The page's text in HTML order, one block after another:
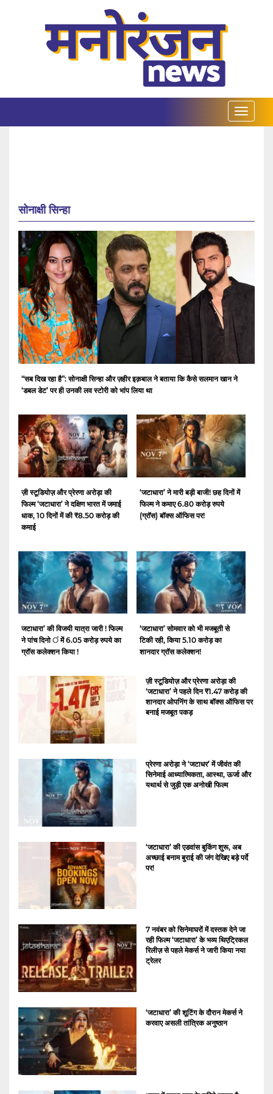
सोनाक्षी सिन्हा
“सब दिख रहा है”: सोनाक्षी सिन्हा और ज़हीर इक़बाल ने बताया कि कैसे सलमान खान ने
‘डबल डेट’ पर ही उनकी लव स्टोरी को भांप लिया था
ज़ी स्टूडियोज़ और प्रेरणा अरोड़ा की
फिल्म ‘जटाधारा’ ने दक्षिण भारत में जमाई
धाक, 10 दिनों में की ₹8.50 करोड़ की
कमाई
‘जटाधारा’ ने मारी बड़ी बाजी! छह दिनों में
फिल्म ने कमाए 6.80 करोड़ रुपये
(ग्रॉस) बॉक्स ऑफिस पर!
जटाधारा’ की विजयी यात्रा जारी ! फिल्म
ने पांच दिनो ं में 6.05 करोड़ रुपये का
ग्रॉस कलेक्शन किया !
‘जटाधारा’ सोमवार को भी मजबूती से
टिकी रही, किया 5.10 करोड़ का
शानदार ग्रॉस कलेक्शन!
ज़ी स्टूडियोज़ और प्रेरणा अरोड़ा की
‘जटाधारा’ ने पहले दिन ₹1.47 करोड़ की
शानदार ओपनिंग के साथ बॉक्स ऑफिस पर
बनाई मजबूत पकड़
प्रेरणा अरोड़ा ने ‘जटाधर’ में जीवंत की
सिनेमाई आध्यात्मिकता, आस्था, ऊर्जा और
यथार्थ से जुड़ी एक अनोखी फिल्म
‘जटाधारा’ की एडवांस बुकिंग शुरू, अब
अच्छाई बनाम बुराई की जंग देखिए बड़े पर्दे
पर!
7 नवंबर को सिनेमाघरों में दस्तक देने जा
रही फिल्म ‘जटाधारा’ के भव्य थिएट्रिकल
रिलीज़ से पहले मेकर्स ने जारी किया नया
ट्रेलर
‘जटाधारा’ की शूटिंग के दौरान मेकर्स ने
करवाए असली तांत्रिक अनुष्ठान